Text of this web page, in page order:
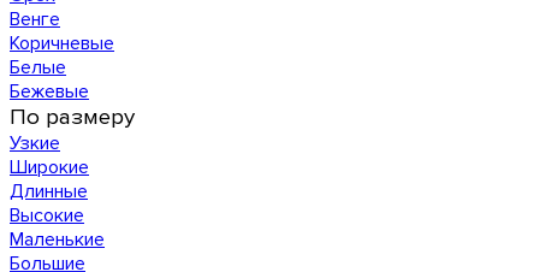
Венге
Коричневые
Белые
Бежевые
По размеру
Узкие
Широкие
Длинные
Высокие
Маленькие
Большие